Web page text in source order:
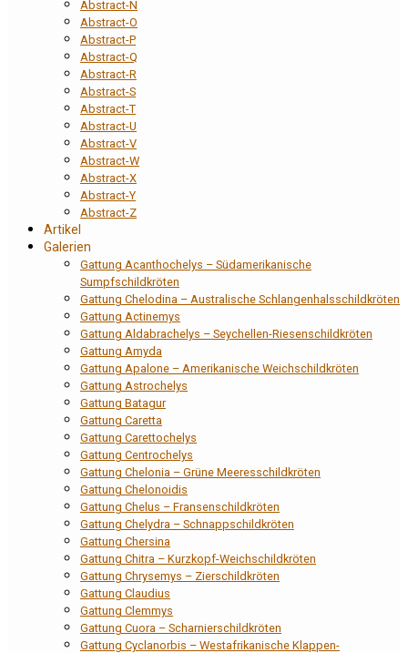
Abstract-N
Abstract-O
Abstract-P
Abstract-Q
Abstract-R
Abstract-S
Abstract-T
Abstract-U
Abstract-V
Abstract-W
Abstract-X
Abstract-Y
Abstract-Z
Artikel
Galerien
Gattung Acanthochelys – Südamerikanische
Sumpfschildkröten
Gattung Chelodina – Australische Schlangenhalsschildkröten
Gattung Actinemys
Gattung Aldabrachelys – Seychellen-Riesenschildkröten
Gattung Amyda
Gattung Apalone – Amerikanische Weichschildkröten
Gattung Astrochelys
Gattung Batagur
Gattung Caretta
Gattung Carettochelys
Gattung Centrochelys
Gattung Chelonia – Grüne Meeresschildkröten
Gattung Chelonoidis
Gattung Chelus – Fransenschildkröten
Gattung Chelydra – Schnappschildkröten
Gattung Chersina
Gattung Chitra – Kurzkopf-Weichschildkröten
Gattung Chrysemys – Zierschildkröten
Gattung Claudius
Gattung Clemmys
Gattung Cuora – Scharnierschildkröten
Gattung Cyclanorbis – Westafrikanische Klappen-